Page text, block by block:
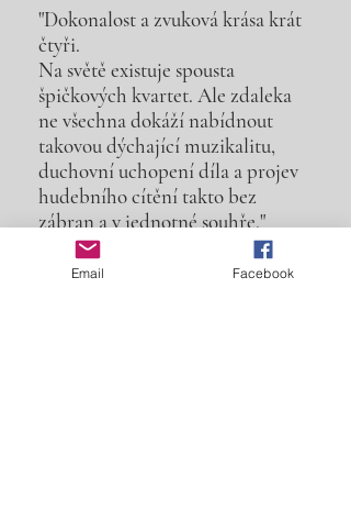
"Dokonalost a zvuková krása krát
čtyři.
Na světě existuje spousta
špičkových kvartet. Ale zdaleka
ne všechna dokáží nabídnout
takovou dýchající muzikalitu,
duchovní uchopení díla a projev
hudebního cítění takto bez
zábran a v jednotné souhře."
Festival EUROPAISCHE
WOCHEN
Email Facebook